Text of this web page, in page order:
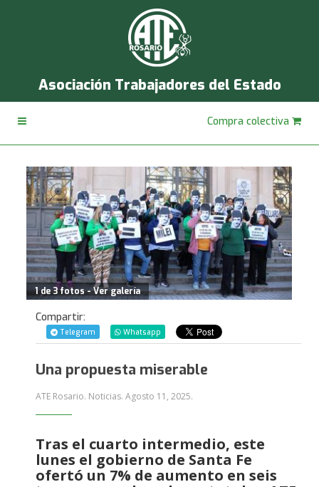
Asociación Trabajadores del Estado
Compra colectiva
1 de 3 fotos - Ver galería
Compartir:
Telegram Whatsapp
Una propuesta miserable
ATE Rosario. Noticias. Agosto 11, 2025.
Tras el cuarto intermedio, este
lunes el gobierno de Santa Fe
ofertó un 7% de aumento en seis